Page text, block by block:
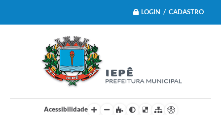
LOGIN / CADASTRO
Acessibilidade